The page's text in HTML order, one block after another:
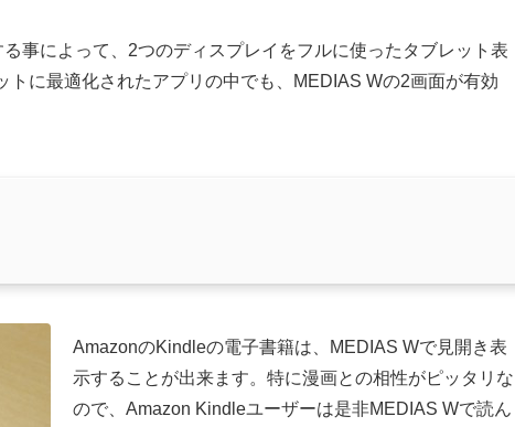
事によって、2つのディスプレイをフルに使ったタブレット表
に最適化されたアプリの中でも、MEDIAS Wの2画面が有効
AmazonのKindleの電子書籍は、MEDIAS Wで見開き表
示することが出来ます。特に漫画との相性がピッタリな
ので、Amazon Kindleユーザーは是非MEDIAS Wで読ん